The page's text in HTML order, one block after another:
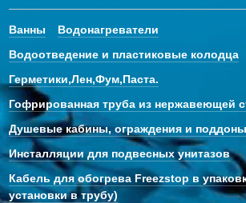
Ванны
Водонагреватели
Водоотведение и пластиковые колодца
Герметики,Лен,Фум,Паста.
Гофрированная труба из нержавеющей
Душевые кабины, ограждения и поддоны
Инсталляции для подвесных унитазов
Кабель для обогрева Freezstop в
установки в трубу)